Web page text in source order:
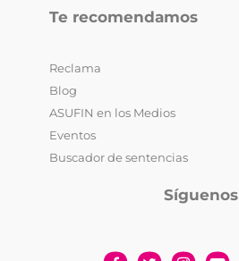
Te recomendamos
Reclama
Blog
ASUFIN en los Medios
Eventos
Buscador de sentencias
Síguenos